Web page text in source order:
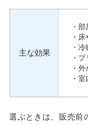
主な効果
・
・
・
・
・
・
選ぶときは、販売前